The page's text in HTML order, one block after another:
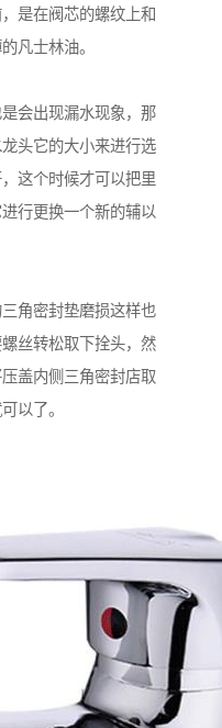
是在阀芯的螺纹上和
的凡士林油。
会出现漏水现象，那
头它的大小来进行选
这个时候才可以把里
行更换一个新的辅以
角密封垫磨损这样也
丝转松取下拴头，然
盖内侧三角密封店取
以了。